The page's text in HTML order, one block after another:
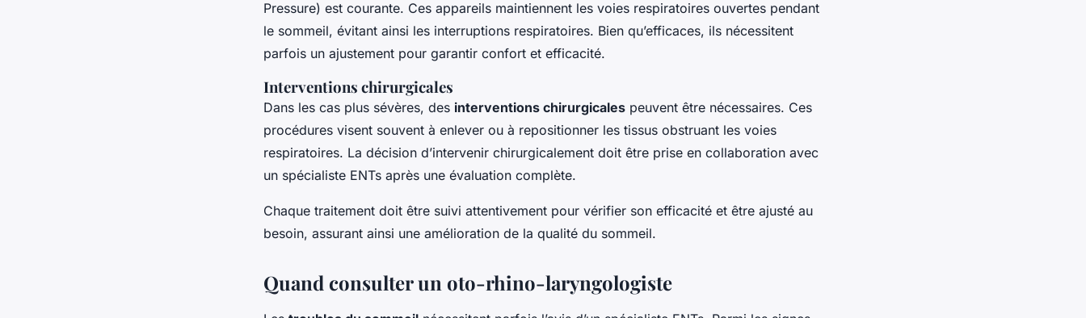
Pressure) est courante. Ces appareils maintiennent les voies respiratoires ouvertes pendant
le sommeil, évitant ainsi les interruptions respiratoires. Bien qu’efficaces, ils nécessitent
parfois un ajustement pour garantir confort et efficacité.
Interventions chirurgicales
Dans les cas plus sévères, des interventions chirurgicales peuvent être nécessaires. Ces
procédures visent souvent à enlever ou à repositionner les tissus obstruant les voies
respiratoires. La décision d’intervenir chirurgicalement doit être prise en collaboration avec
un spécialiste ENTs après une évaluation complète.
Chaque traitement doit être suivi attentivement pour vérifier son efficacité et être ajusté au
besoin, assurant ainsi une amélioration de la qualité du sommeil.
Quand consulter un oto-rhino-laryngologiste